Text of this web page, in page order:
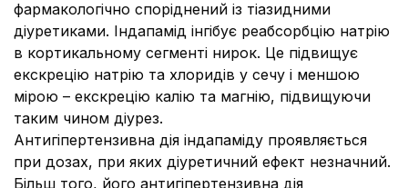
фармакологічно споріднений із тіазидними
діуретиками. Індапамід інгібує реабсорбцію натрію
в кортикальному сегменті нирок. Це підвищує
екскрецію натрію та хлоридів у сечу і меншою
мірою – екскрецію калію та магнію, підвищуючи
таким чином діурез.
Антигіпертензивна дія індапаміду проявляється
при дозах, при яких діуретичний ефект незначний.
Більш того, його антигіпертензивна дія